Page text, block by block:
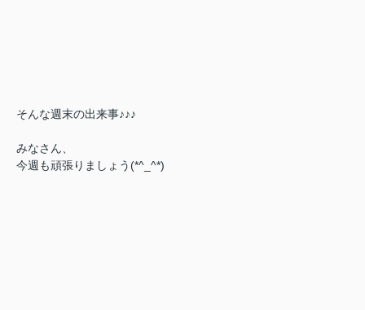
そんな週末の出来事♪♪♪
みなさん、
今週も頑張りましょう(*^_^*)